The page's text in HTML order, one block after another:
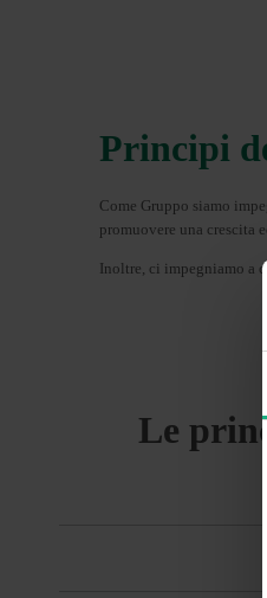
Principi
Come Gruppo siamo
promuovere una crescita
Inoltre, ci impegniamo a
Le